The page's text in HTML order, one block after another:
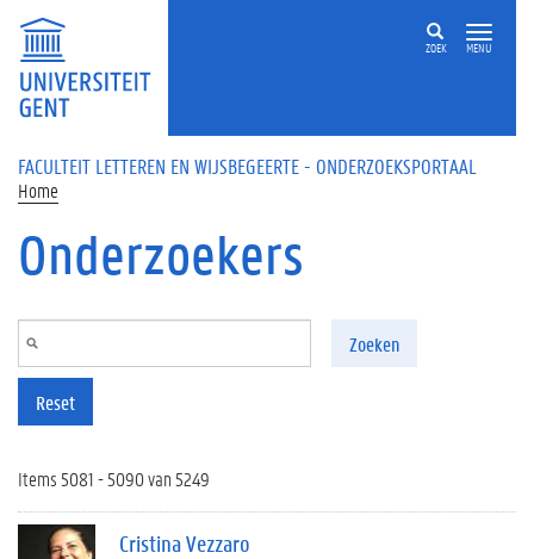
Overslaan en naar de inhoud gaan
ZOEK MENU
FACULTEIT LETTEREN EN WIJSBEGEERTE - ONDERZOEKSPORTAAL
Home
Onderzoekers
Zoeken
Reset
Items 5081 - 5090 van 5249
Cristina Vezzaro